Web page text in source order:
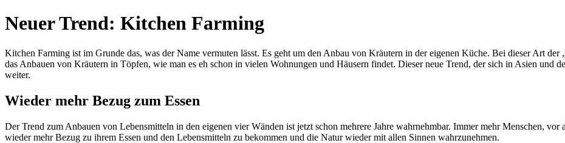
Neuer Trend: Kitchen Farming
Kitchen Farming ist im Grunde das, was der Name vermuten lässt. Es geht um den Anbau von Kräutern in der eigenen Küche. Bei dieser Art
das Anbauen von Kräutern in Töpfen, wie man es eh schon in vielen Wohnungen und Häusern findet. Dieser neue Trend, der sich in Asien und
weiter.
Wieder mehr Bezug zum Essen
Der Trend zum Anbauen von Lebensmitteln in den eigenen vier Wänden ist jetzt schon mehrere Jahre wahrnehmbar. Immer mehr Menschen,
wieder mehr Bezug zu ihrem Essen und den Lebensmitteln zu bekommen und die Natur wieder mit allen Sinnen wahrzunehmen.